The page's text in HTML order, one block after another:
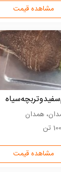
مشاهده قیمت
همدان
تن
مشاهده قیمت